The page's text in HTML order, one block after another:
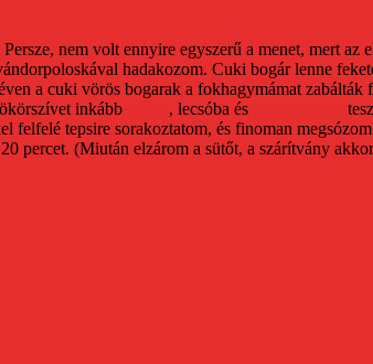
Persze, nem volt ennyire egyszerű a menet, mert az
hadakozom. Cuki bogár lenne
a cuki vörös bogarak a fokhagymámat zabálták
inkább , lecsóba és
felfelé tepsire sorakoztatom, és finoman
percet. (Miután elzárom a sütőt, a szárítvány